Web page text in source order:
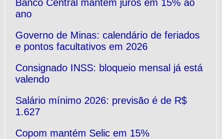
Banco Central mantém juros em 15% ao
ano
Governo de Minas: calendário de feriados
e pontos facultativos em 2026
Consignado INSS: bloqueio mensal já está
valendo
Salário mínimo 2026: previsão é de R$
1.627
Copom mantém Selic em 15%